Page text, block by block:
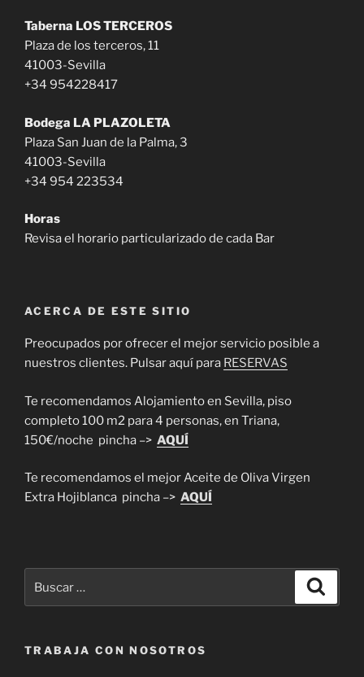
Taberna LOS TERCEROS
Plaza de los terceros, 11
41003-Sevilla
+34 954228417
Bodega LA PLAZOLETA
Plaza San Juan de la Palma, 3
41003-Sevilla
+34 954 223534
Horas
Revisa el horario particularizado de cada Bar
ACERCA DE ESTE SITIO
Preocupados por ofrecer el mejor servicio posible a
nuestros clientes. Pulsar aquí para RESERVAS
Te recomendamos Alojamiento en Sevilla, piso
completo 100 m2 para 4 personas, en Triana,
150€/noche pincha –> AQUÍ
Te recomendamos el mejor Aceite de Oliva Virgen
Extra Hojiblanca pincha –> AQUÍ
por:
TRABAJA CON NOSOTROS